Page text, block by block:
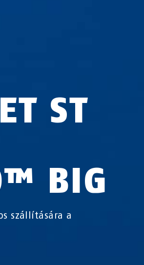
ST
BIG
szállítására a